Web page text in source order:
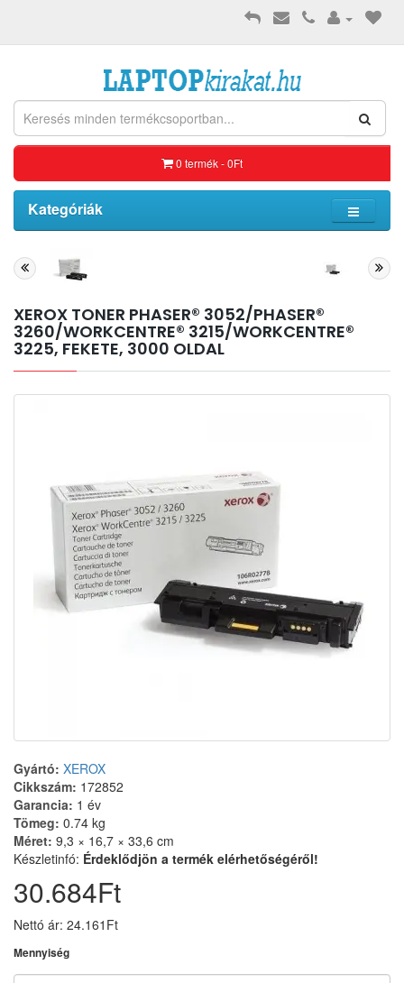
0 termék - 0Ft
Kategóriák
XEROX TONER PHASER® 3052/PHASER®
3260/WORKCENTRE® 3215/WORKCENTRE®
3225, FEKETE, 3000 OLDAL
Gyártó: XEROX
Cikkszám: 172852
Garancia: 1 év
Tömeg: 0.74 kg
Méret: 9,3 × 16,7 × 33,6 cm
Készletinfó: Érdeklődjön a termék elérhetőségéről!
30.684Ft
Nettó ár: 24.161Ft
Mennyiség